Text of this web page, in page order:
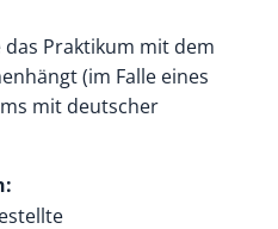
das Praktikum mit dem
(im Falle eines
mit deutscher